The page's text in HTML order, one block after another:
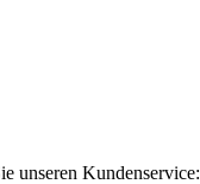
unseren Kundenservice: